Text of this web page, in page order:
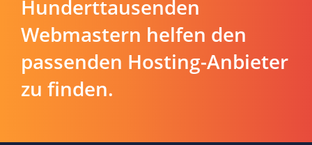
Hunderttausenden
Webmastern helfen den
passenden Hosting-Anbieter
zu finden.